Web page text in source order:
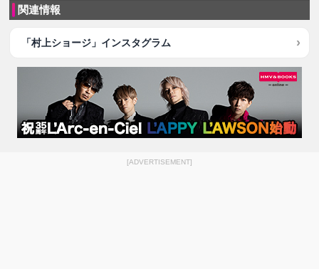
関連情報
「村上ショージ」インスタグラム
[ADVERTISEMENT]